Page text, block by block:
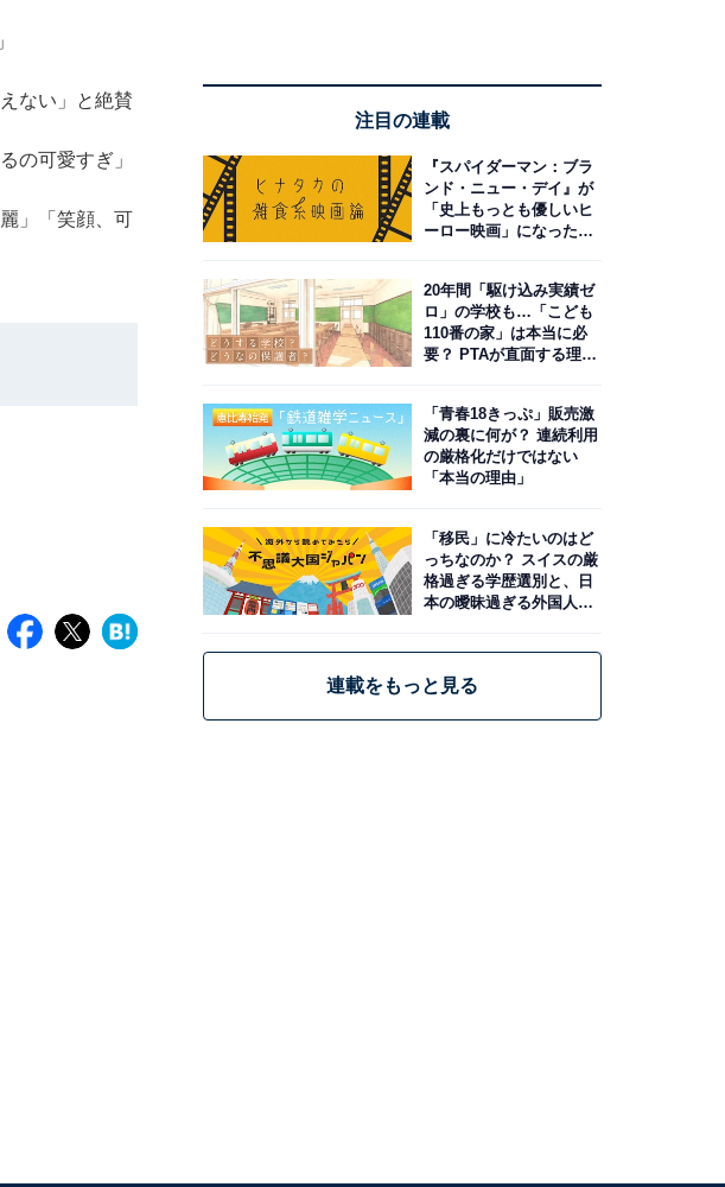
ない」と絶賛
の可愛すぎ」
」「笑顔、可
注目の連載
『スパイダーマン：ブラ
ンド・ニュー・デイ』が
「史上もっとも優しいヒ
ーロー映画」になった理
20年間「駆け込み実績ゼ
ロ」の学校も…「こども
110番の家」は本当に必
要？ PTAが直面する理想
「青春18きっぷ」販売激
減の裏に何が？ 連続利用
の厳格化だけではない
「本当の理由」
「移民」に冷たいのはど
っちなのか？ スイスの厳
格過ぎる学歴選別と、日
本の曖昧過ぎる外国人政
連載をもっと見る